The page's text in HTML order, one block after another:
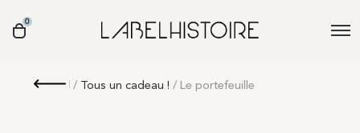
0
Retour
/ Tous un cadeau ! / Le portefeuille